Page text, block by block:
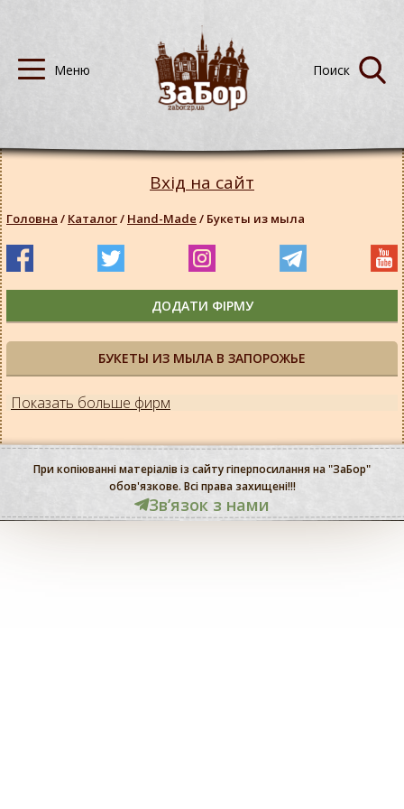
БУКЕТЫ ИЗ МЫЛА В ЗАПОРОЖЬЕ
Показать больше фирм
Вхід на сайт
Головна / Каталог/ Hand-Made / Букеты из мыла
ДОДАТИ ФІРМУ
При копіюванні матеріалів із сайту гіперпосилання на "ЗаБор"
обов'язкове. Всі права захищені!!!
Звʼязок з нами